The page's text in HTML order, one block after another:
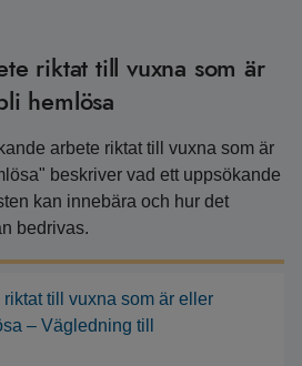
riktat till vuxna som är
hemlösa
arbete riktat till vuxna som är
beskriver vad ett uppsökande
kan innebära och hur det
bedrivas.
till vuxna som är eller
– Vägledning till